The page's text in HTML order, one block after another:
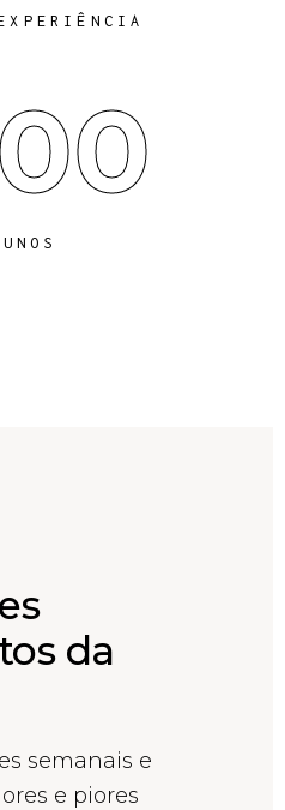
da
semanais e
e piores